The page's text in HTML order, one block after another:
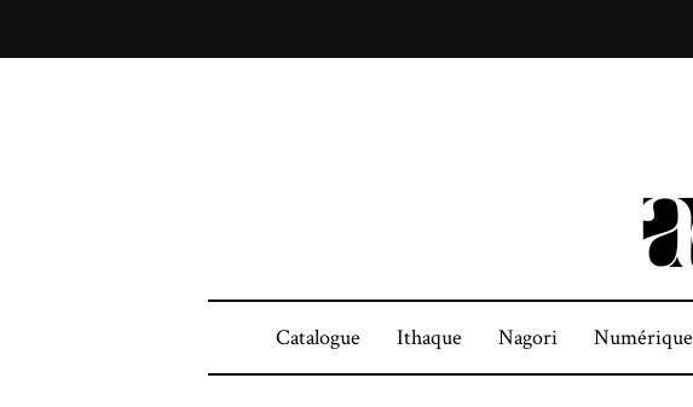
Catalogue Ithaque Nagori Numérique